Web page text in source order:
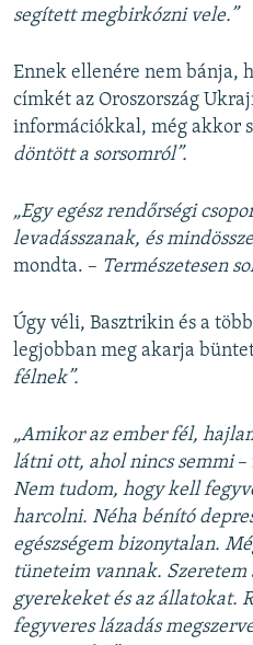
segített megbirkózni vele.”
Ennek ellenére nem bánja,
címkét az Oroszország
információkkal, még akkor
döntött a sorsomról”.
„Egy egész rendőrségi
levadásszanak, és
mondta. – Természetesen
Úgy véli, Basztrikin és a
legjobban meg akarja
félnek”.
„Amikor az ember fél,
látni ott, ahol nincs semmi–
Nem tudom, hogy kell
harcolni. Néha bénító
egészségem bizonytalan.
tüneteim vannak. Szeretem
gyerekeket és az állatokat.
fegyveres lázadás